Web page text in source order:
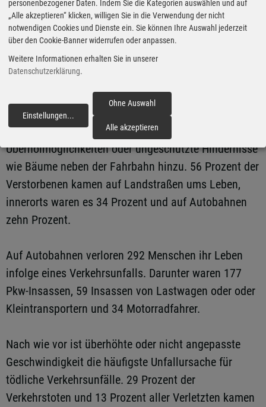
Menschen, die mit dem E-Scooter tödlich
verunglückten, starben innerorts.
Die meisten Verkehrstoten gab es naturgemäß
außerorts. Grund sind unter anderem die höheren
Fahrgeschwindigkeiten außerhalb von Ortschaften.
Auf Landstraßen kommen weitere Risikofaktoren wie
die fehlende Trennung zum Gegenverkehr, schlechte
Überholmöglichkeiten oder ungeschützte Hindernisse
wie Bäume neben der Fahrbahn hinzu. 56 Prozent der
Verstorbenen kamen auf Landstraßen ums Leben,
innerorts waren es 34 Prozent und auf Autobahnen
zehn Prozent.
Auf Autobahnen verloren 292 Menschen ihr Leben
infolge eines Verkehrsunfalls. Darunter waren 177
Pkw-Insassen, 59 Insassen von Lastwagen oder oder
Kleintransportern und 34 Motorradfahrer.
Nach wie vor ist überhöhte oder nicht angepasste
Geschwindigkeit die häufigste Unfallursache für
tödliche Verkehrsunfälle. 29 Prozent der
Verkehrstoten und 13 Prozent aller Verletzten kamen
personenbezogener Daten. Indem Sie die Kategorien auswählen und auf
„Alle akzeptieren“ klicken, willigen Sie in die Verwendung der nicht
notwendigen Cookies und Dienste ein. Sie können Ihre Auswahl jederzeit
über den Cookie-Banner widerrufen oder anpassen.
Weitere Informationen erhalten Sie in unserer
Datenschutzerklärung.
Einstellungen...
Ohne Auswahl
Alle akzeptieren